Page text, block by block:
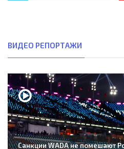
ВИДЕО РЕПОРТАЖИ
Санкции WADA не помешают